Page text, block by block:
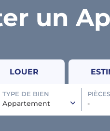
un
LOUER
TYPE DE BIEN
Appartement
PIÈCES
-